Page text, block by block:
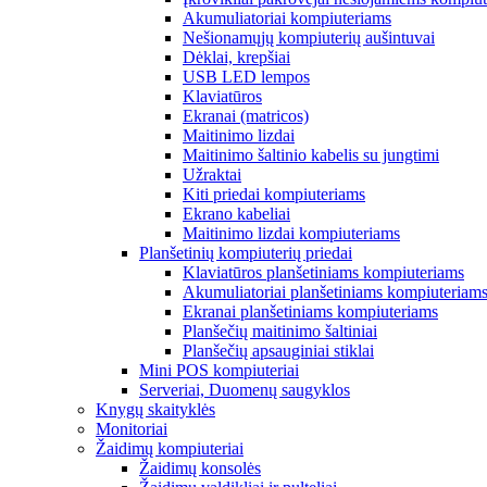
Akumuliatoriai kompiuteriams
Nešionamųjų kompiuterių aušintuvai
Dėklai, krepšiai
USB LED lempos
Klaviatūros
Ekranai (matricos)
Maitinimo lizdai
Maitinimo šaltinio kabelis su jungtimi
Užraktai
Kiti priedai kompiuteriams
Ekrano kabeliai
Maitinimo lizdai kompiuteriams
Planšetinių kompiuterių priedai
Klaviatūros planšetiniams kompiuteriams
Akumuliatoriai planšetiniams kompiuteriams
Ekranai planšetiniams kompiuteriams
Planšečių maitinimo šaltiniai
Planšečių apsauginiai stiklai
Mini POS kompiuteriai
Serveriai, Duomenų saugyklos
Knygų skaityklės
Monitoriai
Žaidimų kompiuteriai
Žaidimų konsolės